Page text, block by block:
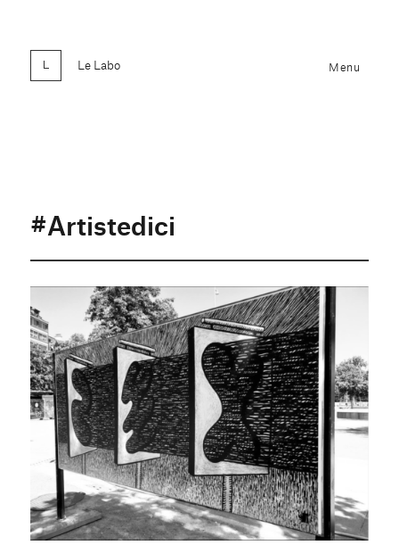
Le Labo Menu
#Artistedici